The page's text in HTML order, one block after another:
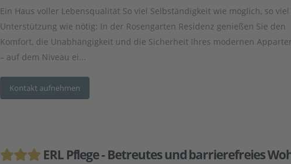
Ein Haus voller Lebensqualität So viel Selbständigkeit wie möglich, so viel
Unterstützung wie nötig: In der Rosengarten Residenz genießen Sie den
Komfort, die Unabhängigkeit und die Sicherheit Ihres modernen
– auf dem Niveau ei...
Kontakt aufnehmen
ERL Pflege - Betreutes und barrierefreies